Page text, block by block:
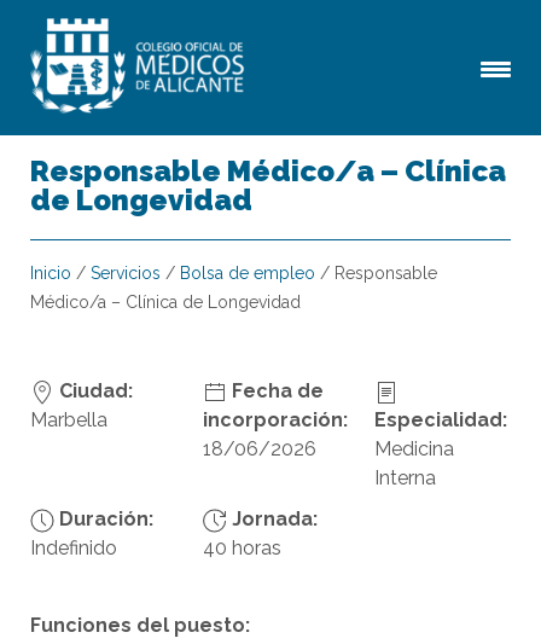
Responsable Médico/a – Clínica
de Longevidad
Inicio / Servicios / Bolsa de empleo / Responsable
Médico/a – Clínica de Longevidad
Ciudad:
Marbella
Fecha de
incorporación:
18/06/2026
Especialidad:
Medicina
Interna
Duración:
Indefinido
Jornada:
40 horas
Funciones del puesto: